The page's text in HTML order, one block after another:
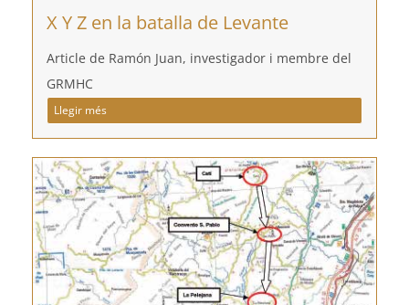
X Y Z en la batalla de Levante
Article de Ramón Juan, investigador i membre del
GRMHC
Llegir més